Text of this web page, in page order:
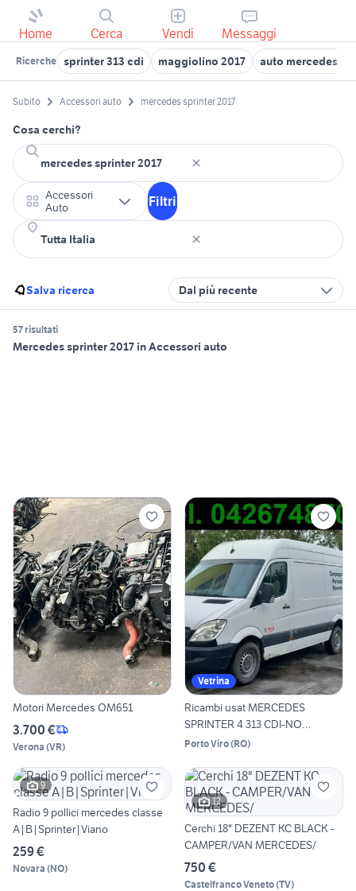
Home Cerca Vendi Messaggi
Ricerche sprinter 313 cdi maggiolino 2017 auto mercedes
Subito Accessori auto mercedes sprinter 2017
Cosa cerchi?
Accessori
Auto
Filtri
Salva ricerca Dal più recente
57 risultati
Mercedes sprinter 2017 in Accessori auto
Motori Mercedes OM651
3.700 €
Verona (VR)
Vetrina
Ricambi usat MERCEDES
SPRINTER 4 313 CDI-NO
MOTORE
Porto Viro(RO)
9
Radio 9 pollici mercedes classe
A|B|Sprinter|Viano
259 €
Novara (NO)
12
Cerchi 18" DEZENT KC BLACK -
CAMPER/VAN MERCEDES/
750 €
Castelfranco Veneto(TV)